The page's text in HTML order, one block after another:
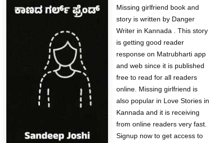
Missing girlfriend book and
story is written by Danger
Writer in Kannada . This story
is getting good reader
response on Matrubharti app
and web since it is published
free to read for all readers
online. Missing girlfriend is
also popular in Love Stories in
Kannada and it is receiving
from online readers very fast.
Signup now to get access to